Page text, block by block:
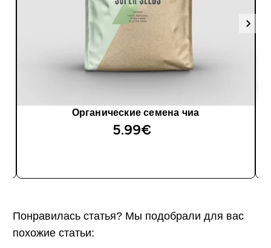
Органические семена чиа
5.99€‎
Понравилась статья? Мы подобрали для вас
похожие статьи: